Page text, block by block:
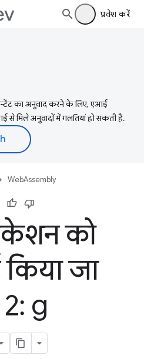
प्रवेश करें
का अनुवाद करने के लिए, एआई
से मिले अनुवादों में गलतियां हो सकती हैं.
WebAssembly
को
किया जा
g